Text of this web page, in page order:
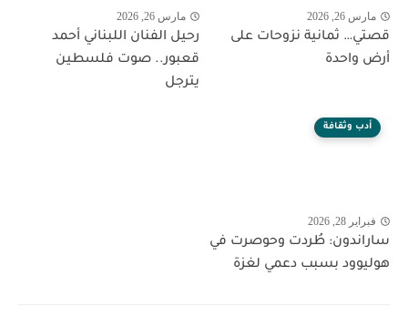
مارس 26, 2026
قصتي… ثمانية نزوحات على
أرض واحدة
مارس 26, 2026
رحيل الفنان اللبناني أحمد
قعبور.. صوت فلسطين
يترجل
أدب وثقافة
فبراير 28, 2026
ساراندون: طُردت وحوصرت في
هوليوود بسبب دعمي لغزة